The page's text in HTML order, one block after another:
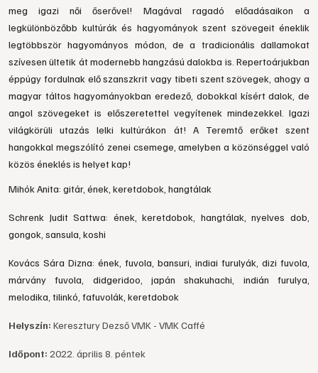
meg igazi női őserővel! Magával ragadó előadásaikon a
legkülönbözőbb kultúrák és hagyományok szent szövegeit éneklik
legtöbbször hagyományos módon, de a tradicionális dallamokat
szívesen ültetik át modernebb hangzású dalokba is. Repertoárjukban
éppúgy fordulnak elő szanszkrit vagy tibeti szent szövegek, ahogy a
magyar táltos hagyományokban eredező, dobokkal kísért dalok, de
angol szövegeket is előszeretettel vegyítenek mindezekkel. Igazi
világkörüli utazás lelki kultúrákon át! A Teremtő erőket szent
hangokkal megszólító zenei csemege, amelyben a közönséggel való
közös éneklés is helyet kap!
Mihók Anita: gitár, ének, keretdobok, hangtálak
Schrenk Judit Sattwa: ének, keretdobok, hangtálak, nyelves dob,
gongok, sansula, koshi
Kovács Sára Dizna: ének, fuvola, bansuri, indiai furulyák, dizi fuvola,
márvány fuvola, didgeridoo, japán shakuhachi, indián furulya,
melodika, tilinkó, fafuvolák, keretdobok
Helyszín: Keresztury Dezső VMK - VMK Caffé
Időpont: 2022. április 8. péntek